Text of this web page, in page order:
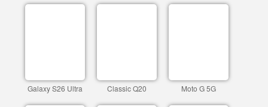
Galaxy S26 Ultra Classic Q20 Moto G 5G